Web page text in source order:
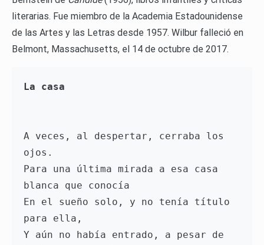
literarias. Fue miembro de la Academia Estadounidense
de las Artes y las Letras desde 1957. Wilbur falleció en
Belmont, Massachusetts, el 14 de octubre de 2017.
La casa
A veces, al despertar, cerraba los
ojos.
Para una última mirada a esa casa
blanca que conocía
En el sueño solo, y no tenía título
para ella,
Y aún no había entrado, a pesar de